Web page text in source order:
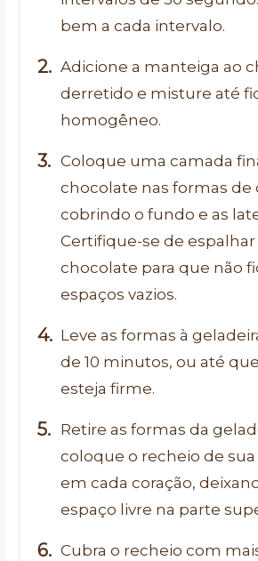
bem a cada intervalo.
Adicione a manteiga ao
derretido e misture até
homogêneo.
Coloque uma camada
chocolate nas formas de
cobrindo o fundo e as
Certifique-se de
chocolate para que não
espaços vazios.
Leve as formas à
de 10 minutos, ou até
esteja firme.
Retire as formas da
coloque o recheio de
em cada coração,
espaço livre na parte
Cubra o recheio com